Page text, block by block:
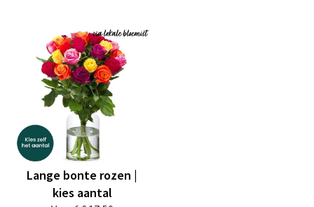
Lange bonte rozen |
kies aantal